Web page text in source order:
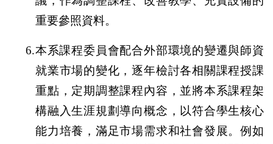
重要參照資料。
6.本系課程委員會配合外部環境的變遷與師資
就業市場的變化，逐年檢討各相關課程授課
重點，定期調整課程內容，並將本系課程架
構融入生涯規劃導向概念，以符合學生核心
能力培養，滿足市場需求和社會發展。例如